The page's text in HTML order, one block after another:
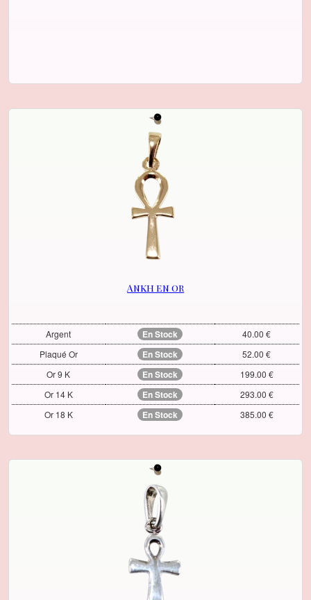
Ankh en or
Argent En Stock
40.00 €
Plaqué Or
En Stock
52.00 €
Or 9 K
En Stock
199.00 €
Or 14 K
En Stock
293.00 €
Or 18 K
En Stock 385.00 €